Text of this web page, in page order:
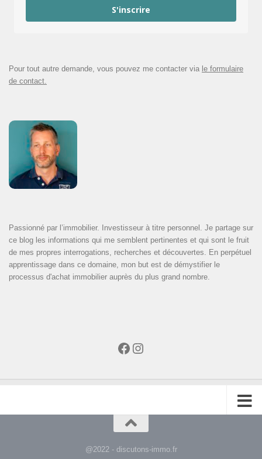
S'inscrire
Pour tout autre demande, vous pouvez me contacter via le formulaire
de contact.
Passionné par l’immobilier. Investisseur à titre personnel. Je partage sur
ce blog les informations qui me semblent pertinentes et qui sont le fruit
de mes propres interrogations, recherches et découvertes. En perpétuel
apprentissage dans ce domaine, mon but est de démystifier le
processus d'achat immobilier auprès du plus grand nombre.
Facebook
Instagram
@2022 - discutons-immo.fr